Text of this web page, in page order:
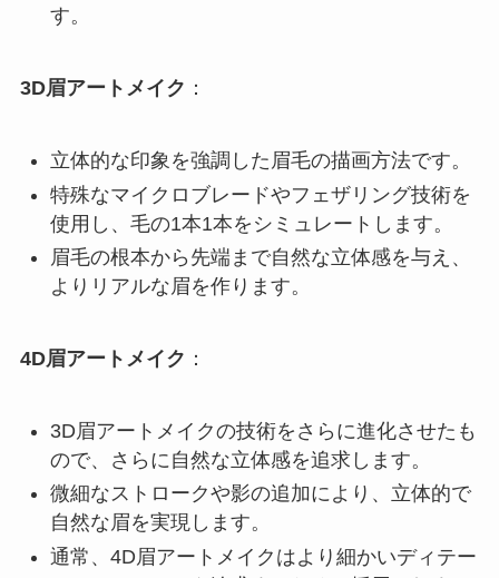
す。
3D眉アートメイク ：
立体的な印象を強調した眉毛の描画方法です。
特殊なマイクロブレードやフェザリング技術を
使用し、毛の1本1本をシミュレートします。
眉毛の根本から先端まで自然な立体感を与え、
よりリアルな眉を作ります。
4D眉アートメイク ：
3D眉アートメイクの技術をさらに進化させたも
ので、さらに自然な立体感を追求します。
微細なストロークや影の追加により、立体的で
自然な眉を実現します。
通常、4D眉アートメイクはより細かいディテー